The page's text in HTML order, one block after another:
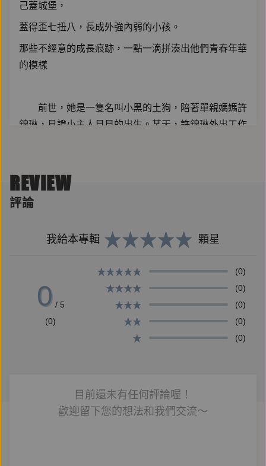
己蓋城堡，
蓋得歪七扭八，長成外強內弱的小孩。
那些不經意的成長痕跡，一點一滴拼湊出他們青春年華
的模樣
前世，她是一隻名叫小黑的土狗，陪著單親媽媽許
錦琳，見證小主人貝貝的出生。某天，許錦琳外出工作
作為人類的「第二次生命」，她被送進春風育幼院
她用單純與幽默收穫兩位成長的好夥伴。三人從小學到
高中，一同成長，分享各自的生活，也互相扶持走出困
就在大家逐漸決定好自己未來前進方向的同時，育
幼院中新來一位少年——同樣是小狗轉生者——揭開了
一個與許錦琳有關的祕密，開啟了許小黑的尋根之
這是屬於她的課題。她的人生只屬於她自己。
REVIEW
評論
我給本專輯 顆星
0 / 5
(0)
(0)
(0)
(0)
(0)
(0)
目前還未有任何評論喔！
歡迎留下您的想法和我們交流～